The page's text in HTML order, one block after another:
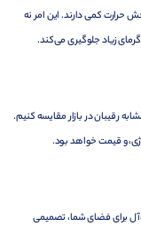
حرارت کمی دارند. این امر نه
زیاد جلوگیری می‌کند.
رقیبان در بازار مقایسه کنیم.
و قیمت خواهد بود.
برای فضای شما، تصمیمی